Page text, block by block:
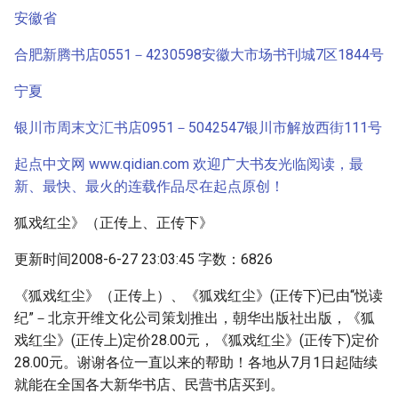
安徽省
合肥新腾书店0551－4230598安徽大市场书刊城7区1844号
宁夏
银川市周末文汇书店0951－5042547银川市解放西街111号
起点中文网 www.qidian.com 欢迎广大书友光临阅读，最
新、最快、最火的连载作品尽在起点原创！
狐戏红尘》（正传上、正传下》
更新时间2008-6-27 23:03:45 字数：6826
《狐戏红尘》（正传上）、《狐戏红尘》(正传下)已由“悦读
纪”－北京开维文化公司策划推出，朝华出版社出版，《狐
戏红尘》(正传上)定价28.00元，《狐戏红尘》(正传下)定价
28.00元。谢谢各位一直以来的帮助！各地从7月1日起陆续
就能在全国各大新华书店、民营书店买到。